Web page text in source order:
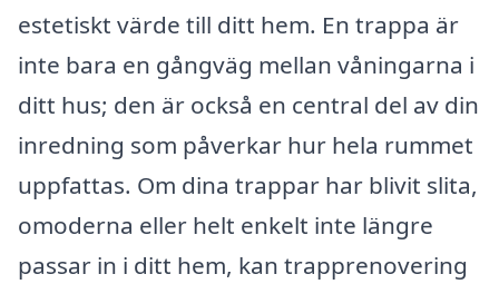
estetiskt värde till ditt hem. En trappa är
inte bara en gångväg mellan våningarna i
ditt hus; den är också en central del av din
inredning som påverkar hur hela rummet
uppfattas. Om dina trappar har blivit slita,
omoderna eller helt enkelt inte längre
passar in i ditt hem, kan trapprenovering